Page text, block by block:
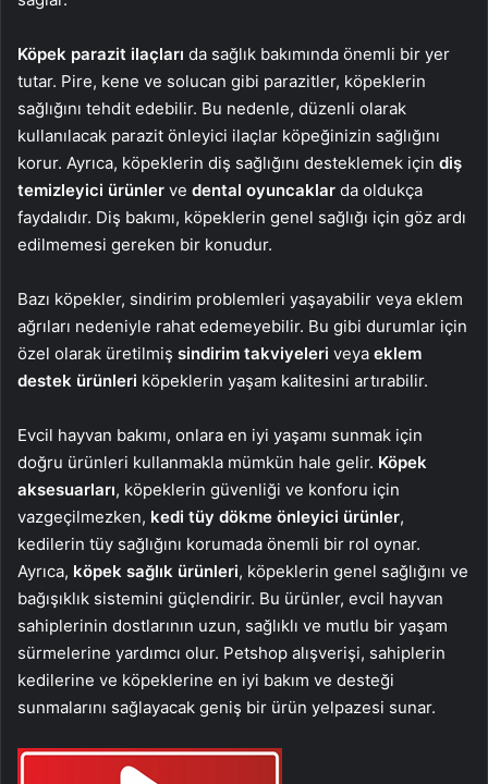
Köpek parazit ilaçları da sağlık bakımında önemli bir yer
tutar. Pire, kene ve solucan gibi parazitler, köpeklerin
sağlığını tehdit edebilir. Bu nedenle, düzenli olarak
kullanılacak parazit önleyici ilaçlar köpeğinizin sağlığını
korur. Ayrıca, köpeklerin diş sağlığını desteklemek için diş
temizleyici ürünler ve dental oyuncaklar da oldukça
faydalıdır. Diş bakımı, köpeklerin genel sağlığı için göz ardı
edilmemesi gereken bir konudur.
Bazı köpekler, sindirim problemleri yaşayabilir veya eklem
ağrıları nedeniyle rahat edemeyebilir. Bu gibi durumlar için
özel olarak üretilmiş sindirim takviyeleri veya eklem
destek ürünleri köpeklerin yaşam kalitesini artırabilir.
Evcil hayvan bakımı, onlara en iyi yaşamı sunmak için
doğru ürünleri kullanmakla mümkün hale gelir. Köpek
aksesuarları, köpeklerin güvenliği ve konforu için
vazgeçilmezken, kedi tüy dökme önleyici ürünler,
kedilerin tüy sağlığını korumada önemli bir rol oynar.
Ayrıca, köpek sağlık ürünleri, köpeklerin genel sağlığını ve
bağışıklık sistemini güçlendirir. Bu ürünler, evcil hayvan
sahiplerinin dostlarının uzun, sağlıklı ve mutlu bir yaşam
sürmelerine yardımcı olur. Petshop alışverişi, sahiplerin
kedilerine ve köpeklerine en iyi bakım ve desteği
sunmalarını sağlayacak geniş bir ürün yelpazesi sunar.